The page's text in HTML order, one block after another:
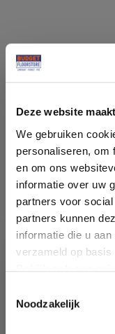
Deze website
We gebruiken
personaliseren, om
en om ons
informatie over uw
partners voor
partners kunnen
informatie die u
verzameld op
Noodzakelijk
Soort vloer:
Kleur:
Pakinhoud (m²):